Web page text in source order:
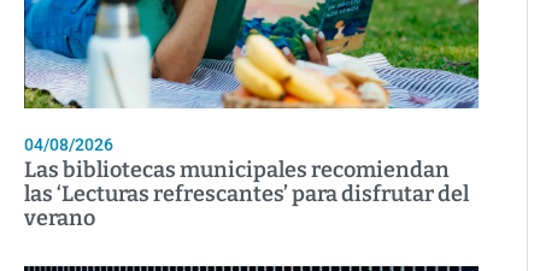
04/08/2026
Las bibliotecas municipales recomiendan
las ‘Lecturas refrescantes’ para disfrutar del
verano